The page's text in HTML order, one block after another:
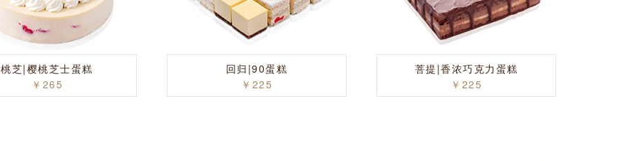
桃芝|樱桃芝士蛋糕
￥265
回归|90蛋糕
￥225
菩提|香浓巧克力蛋糕
￥225